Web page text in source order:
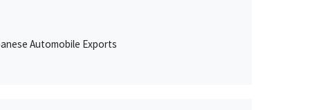
Automobile Exports